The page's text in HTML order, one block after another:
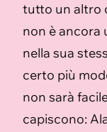
tutto un altro
non è ancora
nella sua
certo più
non sarà
capiscono: